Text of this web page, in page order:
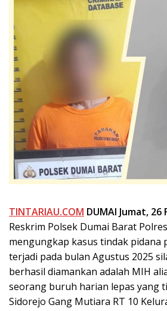
TINTARIAU.COM DUMAI Jumat, 26
Reskrim Polsek Dumai Barat
mengungkap kasus tindak pidana
terjadi pada bulan Agustus 2025
berhasil diamankan adalah MIH
seorang buruh harian lepas yang
Sidorejo Gang Mutiara RT 10